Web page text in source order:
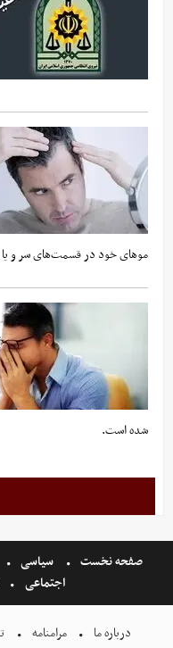
موهای خود در قسمت‌های سر و
شده است.
صفحه نخست سیاسی
اجتماعی
درباره ما مرامنامه